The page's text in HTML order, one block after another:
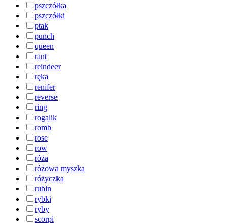
pszczółka
pszczółki
ptak
punch
queen
rant
reindeer
ręka
renifer
reverse
ring
rogalik
romb
rose
row
róża
różowa myszka
różyczka
rubin
rybki
ryby
scorpi